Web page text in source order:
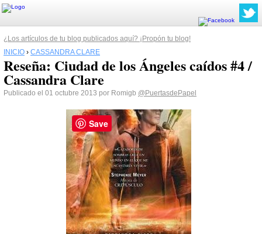
¿Los artículos de tu blog publicados aquí? ¡Propón tu blog!
INICIO › CASSANDRA CLARE
Reseña: Ciudad de los Ángeles caídos #4 /
Cassandra Clare
Publicado el 01 octubre 2013 por Romigb @PuertasdePapel
Save